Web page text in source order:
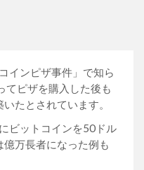
インピザ事件」で知ら
てピザを購入した後も
たとされています。
ビットコインを50ドル
万長者になった例も